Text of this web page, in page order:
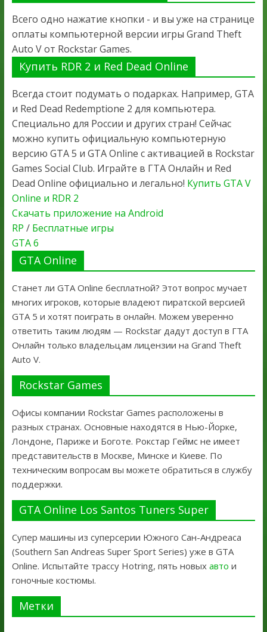
Всего одно нажатие кнопки - и вы уже на странице
оплаты компьютерной версии игры Grand Theft
Auto V от Rockstar Games.
Купить RDR 2 и Red Dead Online
Всегда стоит подумать о подарках. Например, GTA
и Red Dead Redemptione 2 для компьютера.
Специально для России и других стран! Сейчас
можно купить официальную компьютерную
версию GTA 5 и GTA Online с активацией в Rockstar
Games Social Club. Играйте в ГТА Онлайн и Red
Dead Online официально и легально! Купить GTA V
Online и RDR 2
Скачать приложение на Android
RP / Бесплатные игры
GTA 6
GTA Online
Станет ли GTA Online бесплатной? Этот вопрос мучает
многих игроков, которые владеют пиратской версией
GTA 5 и хотят поиграть в онлайн. Можем уверенно
ответить таким людям — Rockstar дадут доступ в ГТА
Онлайн только владельцам лицензии на Grand Theft
Auto V.
Rockstar Games
Офисы компании Rockstar Games расположены в
разных странах. Основные находятся в Нью-Йорке,
Лондоне, Париже и Боготе. Рокстар Геймс не имеет
представительств в Москве, Минске и Киеве. По
техническим вопросам вы можете обратиться в службу
поддержки.
GTA Online Los Santos Tuners Super
Супер машины из суперсерии Южного Сан-Андреаса
(Southern San Andreas Super Sport Series) уже в GTA
Online. Испытайте трассу Hotring, пять новых авто и
гоночные костюмы.
Метки